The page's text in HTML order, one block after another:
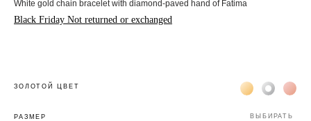
White gold chain bracelet with diamond-paved hand of Fatima
Black Friday Not returned or exchanged
ЗОЛОТОЙ ЦВЕТ Жёлтое золото
Белое
РАЗМЕР ВЫБИРАТЬ